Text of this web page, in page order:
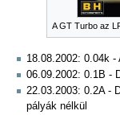
A GT Turbo az
18.08.2002: 0.04k
06.09.2002: 0.1B -
22.03.2003: 0.2A -
pályák nélkül